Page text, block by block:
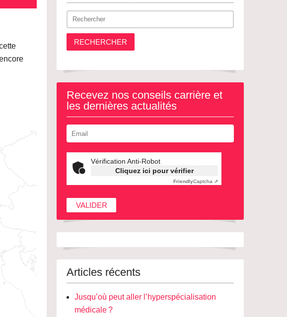
RECHERCHER
Recevez nos conseils carrière et
les dernières actualités
Vérification Anti-Robot
Cliquez ici pour vérifier
FriendlyCaptcha ⇗
Articles récents
Jusqu’où peut aller l’hyperspécialisation
médicale ?